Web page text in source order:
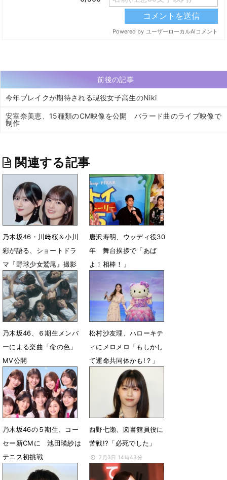
前後の記事
今年ブレイクが期待される現役女子高生のNiki
安室奈美恵、15種類のCM映像を公開 バラード曲のライブ映像で
制作
関連する記事
乃木坂46・川﨑桜＆小川
彩が語る、ショートドラ
マ『野球少女鷲尾』撮影
秘話
7月28日 07時00分
唐沢寿明、ウッディ役30
年 舞台挨拶で「あば
よ！相棒！」
乃木坂46、６期生メンバ
ーによる楽曲「命の色」
MV公開
7月19日 19時01分
松村沙友理、ハローキテ
ィにメロメロ「もしかし
て運命共同体かも!？」
7月17日 10時56分
乃木坂46の５期生、コー
セー新CMに 池田瑛紗は
テニス初挑戦
7月8日 09時29分
西野七瀬、図書館員役に
苦戦!?「必死でした」
7月3日 14時43分